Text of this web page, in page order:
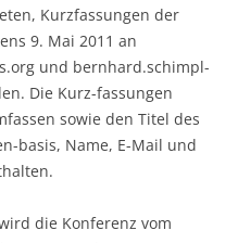
Kurzfassungen der
9. Mai 2011 an
und bernhard.schimpl-
Die Kurz-fassungen
sowie den Titel des
basis, Name, E-Mail und
die Konferenz vom